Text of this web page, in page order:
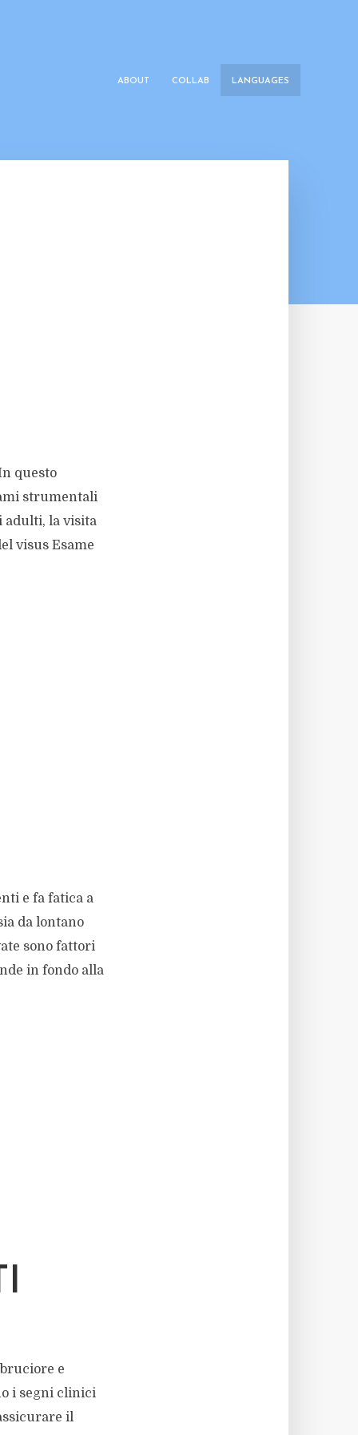
ABOUT COLLAB LANGUAGES
questo
strumentali
adulti, la visita
visus Esame
e fa fatica a
da lontano
sono fattori
in fondo alla
e
i segni clinici
il